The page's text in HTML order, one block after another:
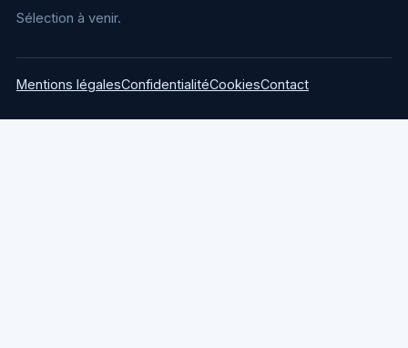
Sélection à venir.
Mentions légalesConfidentialitéCookiesContact